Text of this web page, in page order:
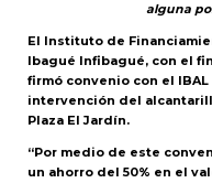
alguna
El Instituto de
Ibagué Infibagué, con el
firmó convenio con el
intervención del
Plaza El Jardín.
“Por medio de este
un ahorro del 50% en el